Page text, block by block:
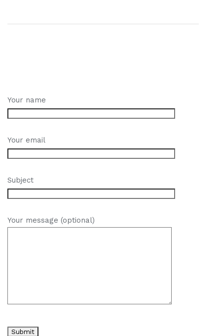
Your name
Your email
Subject
Your message (optional)